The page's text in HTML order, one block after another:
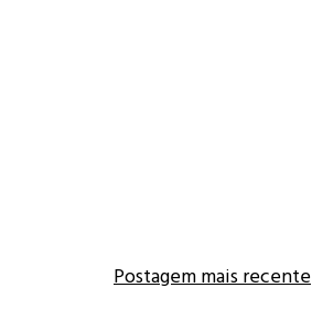
Postagem mais recente